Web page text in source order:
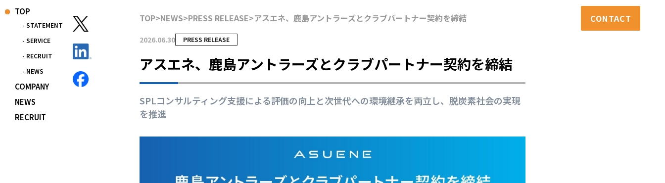
TOP
- STATEMENT
- SERVICE
- RECRUIT
- NEWS
COMPANY
NEWS
RECRUIT
CONTACT
TOP>NEWS>PRESS RELEASE>アスエネ、鹿島アントラーズとクラブパートナー契約を締結
2026.06.30 PRESS RELEASE
アスエネ、鹿島アントラーズとクラブパートナー契約を締結
SPLコンサルティング支援による評価の向上と次世代への環境継承を両立し、脱炭素社会の実現
を推進